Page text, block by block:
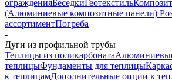
огражденияБеседкиГеотекстиль
(Алюминиевые композитные панели)
ассортиментПогреба
-
Дуги из профильной трубы
Теплицы из поликарбоната
теплицыФундаменты для теплицы
к теплицамДополнительные опции к